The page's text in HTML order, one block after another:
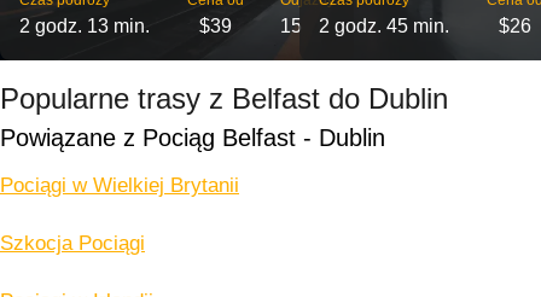
2 godz. 13 min. $39 15 2 godz. 45 min. $26
Popularne trasy z Belfast do Dublin
Powiązane z Pociąg Belfast - Dublin
Pociągi w Wielkiej Brytanii
Szkocja Pociągi